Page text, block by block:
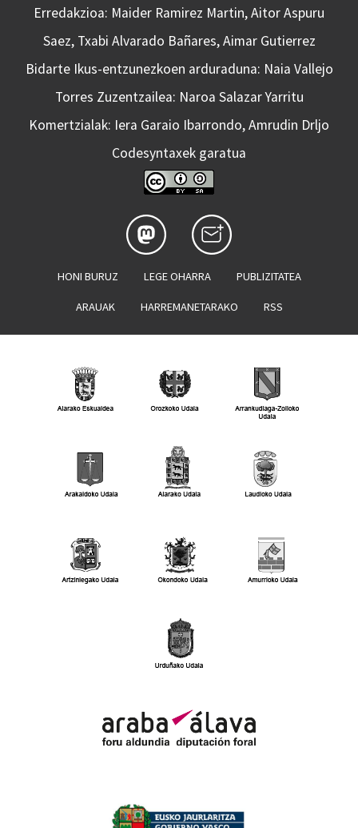
Erredakzioa: Maider Ramirez Martin, Aitor Aspuru
Saez, Txabi Alvarado Bañares, Aimar Gutierrez
Bidarte Ikus-entzunezkoen arduraduna: Naia Vallejo
Torres Zuzentzailea: Naroa Salazar Yarritu
Komertzialak: Iera Garaio Ibarrondo, Amrudin Drljo
Codesyntaxek garatua
HONI BURUZ LEGE OHARRA PUBLIZITATEA
ARAUAK HARREMANETARAKO RSS